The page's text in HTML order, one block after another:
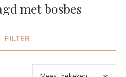
met bosbes
FILTER